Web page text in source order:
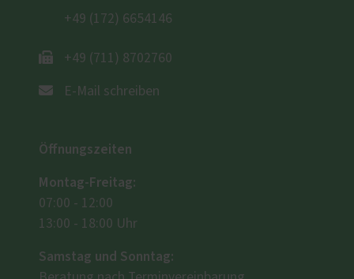
+49 (172) 6654146
+49 (711) 8702760
E-Mail schreiben
Öffnungszeiten
Montag-Freitag:
07:00 - 12:00
13:00 - 18:00 Uhr
Samstag und Sonntag: